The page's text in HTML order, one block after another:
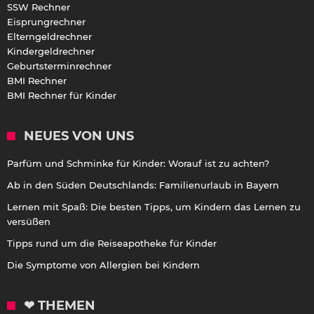
SSW Rechner
Eisprungrechner
Elterngeldrechner
Kindergeldrechner
Geburtsterminrechner
BMI Rechner
BMI Rechner für Kinder
NEUES VON UNS
Parfüm und Schminke für Kinder: Worauf ist zu achten?
Ab in den Süden Deutschlands: Familienurlaub in Bayern
Lernen mit Spaß: Die besten Tipps, um Kindern das Lernen zu
versüßen
Tipps rund um die Reiseapotheke für Kinder
Die Symptome von Allergien bei Kindern
❤ THEMEN